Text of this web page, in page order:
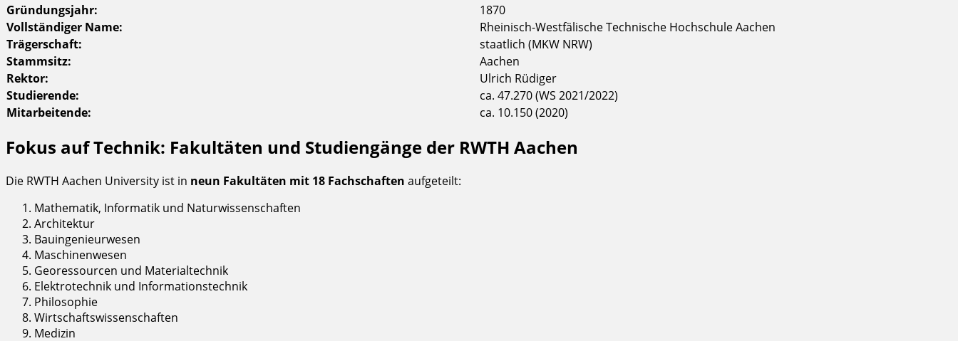
Gründungsjahr:
1870
Vollständiger Name:
Rheinisch-Westfälische Technische Hochschule Aachen
Trägerschaft:
staatlich (MKW NRW)
Stammsitz:
Aachen
Rektor:
Ulrich Rüdiger
Studierende:
ca. 47.270 (WS 2021/2022)
Mitarbeitende:
ca. 10.150 (2020)
Fokus auf Technik: Fakultäten und Studiengänge der RWTH Aachen
Die RWTH Aachen University ist in neun Fakultäten mit 18 Fachschaften aufgeteilt:
Mathematik, Informatik und Naturwissenschaften
Architektur
Bauingenieurwesen
Maschinenwesen
Georessourcen und Materialtechnik
Elektrotechnik und Informationstechnik
Philosophie
Wirtschaftswissenschaften
Medizin